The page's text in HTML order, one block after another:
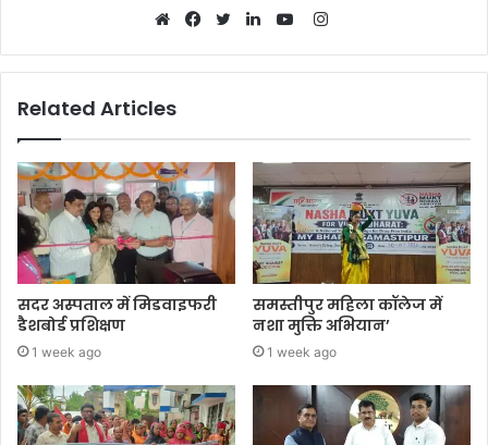
Instagram
Related Articles
सदर अस्पताल में मिडवाइफरी
डैशबोर्ड प्रशिक्षण
1 week ago
समस्तीपुर महिला कॉलेज में
नशा मुक्ति अभियान’
1 week ago